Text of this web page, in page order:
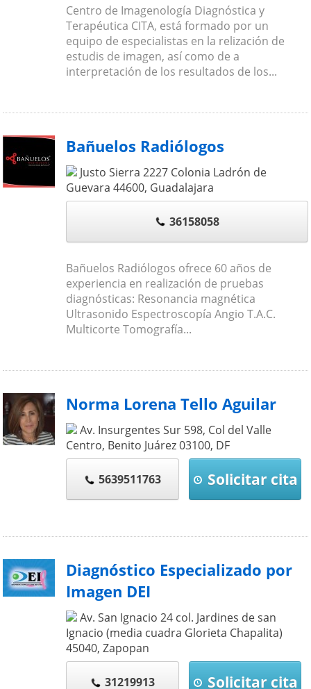
Centro de Imagenología Diagnóstica y
Terapéutica CITA, está formado por un
equipo de especialistas en la relización de
estudis de imagen, así como de a
interpretación de los resultados de los...
Bañuelos Radiólogos
Justo Sierra 2227 Colonia Ladrón de
Guevara44600, Guadalajara
36158058
Bañuelos Radiólogos ofrece 60 años de
experiencia en realización de pruebas
diagnósticas: Resonancia magnética
Ultrasonido Espectroscopía Angio T.A.C.
Multicorte Tomografía...
Norma Lorena Tello Aguilar
Av. Insurgentes Sur 598, Col del Valle
Centro, Benito Juárez 03100, DF
5639511763 Solicitar cita
Diagnóstico Especializado por
Imagen DEI
Av. San Ignacio 24 col. Jardines de san
Ignacio (media cuadra Glorieta Chapalita)
45040,Zapopan
31219913 Solicitar cita